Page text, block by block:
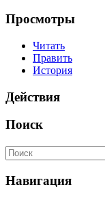
Просмотры
Читать
Править
История
Действия
Поиск
Навигация